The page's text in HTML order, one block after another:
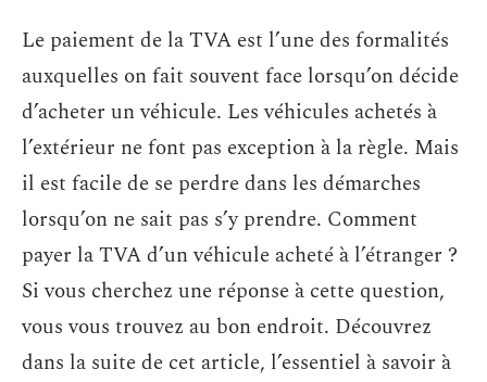
Le paiement de la TVA est l’une des formalités
auxquelles on fait souvent face lorsqu’on décide
d’acheter un véhicule. Les véhicules achetés à
l’extérieur ne font pas exception à la règle. Mais
il est facile de se perdre dans les démarches
lorsqu’on ne sait pas s’y prendre. Comment
payer la TVA d’un véhicule acheté à l’étranger ?
Si vous cherchez une réponse à cette question,
vous vous trouvez au bon endroit. Découvrez
dans la suite de cet article, l’essentiel à savoir à